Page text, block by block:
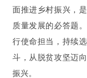
面推进乡村振兴，
质量发展的必答题
行使命担当，持续
斗，从脱贫攻坚迈
振兴。